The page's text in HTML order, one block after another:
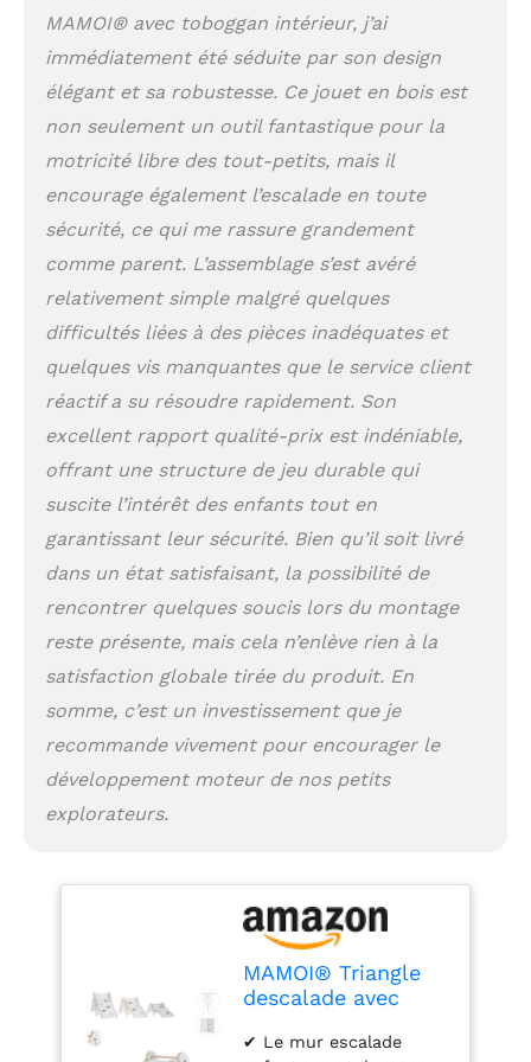
toboggan à l’endroit
choisi. ✔ La hauteur du
mur descalade peut
être réglée de 20 à 57
cm. En conjonction
avec le tobogan
intérieur bebe, les
jouets formeront un
parcours d'obstacles.
respectueux de
l'environnement et sans
danger pour l'enfant -
en production, des
préparations
biologiques pour la
sont utilisées. ✔ Le mur
escalade enfant sont
conservés dans une
s'adapter à n'importe
quel décor. Les
éléments sont décorés
éléments arrondis,
découpés selon la
agréables au toucher et
permettent à l'enfant de
jouer en toute sécurité.
L’élément peut être
l'extérieur, mais doit
être stocké dans un
endroit sec et propre.
En raison des matériaux
être exposé à des
MAMOI® avec toboggan intérieur, j’ai
immédiatement été séduite par son design
élégant et sa robustesse. Ce jouet en bois est
non seulement un outil fantastique pour la
motricité libre des tout-petits, mais il
encourage également l’escalade en toute
sécurité, ce qui me rassure grandement
comme parent. L’assemblage s’est avéré
relativement simple malgré quelques
difficultés liées à des pièces inadéquates et
quelques vis manquantes que le service client
réactif a su résoudre rapidement. Son
excellent rapport qualité-prix est indéniable,
offrant une structure de jeu durable qui
suscite l’intérêt des enfants tout en
garantissant leur sécurité. Bien qu’il soit livré
dans un état satisfaisant, la possibilité de
rencontrer quelques soucis lors du montage
reste présente, mais cela n’enlève rien à la
satisfaction globale tirée du produit. En
somme, c’est un investissement que je
recommande vivement pour encourager le
développement moteur de nos petits
explorateurs.
MAMOI® Triangle
descalade avec
pour Enfant, Mur
✔ Le mur escalade